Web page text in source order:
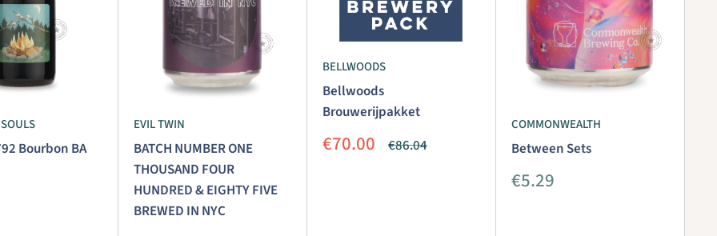
Bourbon BA
EVIL TWIN
BATCH NUMBER ONE
THOUSAND FOUR
HUNDRED & EIGHTY FIVE
BREWED IN NYC
BELLWOODS
Bellwoods
Brouwerijpakket
Aanbiedingsprijs
€70.00 Normale
€86.04
COMMONWEALTH
Between Sets
Aanbiedingsprijs
€5.29